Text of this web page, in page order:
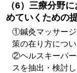
（6）三療分野
めていくための
①鍼灸マッサージ
策の在り方につ
②ヘルスキーパー
スを抽出・検討